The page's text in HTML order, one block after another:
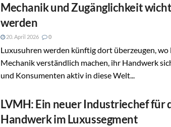
Mechanik und Zugänglichkeit
werden
20. April 2026 0
Luxusuhren werden künftig dort überzeugen, wo
Mechanik verständlich machen, ihr Handwerk
und Konsumenten aktiv in diese Welt...
LVMH: Ein neuer Industriechef für
Handwerk im Luxussegment